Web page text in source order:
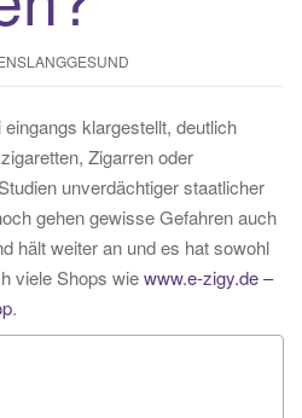
klargestellt, deutlich
Zigarren oder
unverdächtiger staatlicher
gehen gewisse Gefahren auch
hält weiter an und es hat sowohl
viele Shops wiewww.e-zigy.de –
.